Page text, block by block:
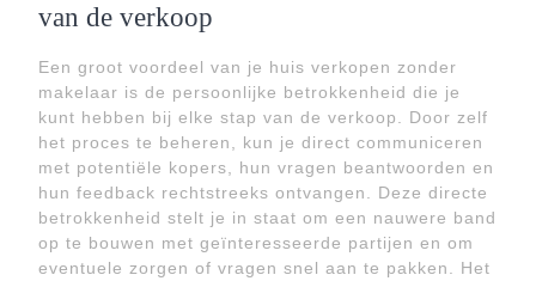
van de verkoop
Een groot voordeel van je huis verkopen zonder
makelaar is de persoonlijke betrokkenheid die je
kunt hebben bij elke stap van de verkoop. Door zelf
het proces te beheren, kun je direct communiceren
met potentiële kopers, hun vragen beantwoorden en
hun feedback rechtstreeks ontvangen. Deze directe
betrokkenheid stelt je in staat om een nauwere band
op te bouwen met geïnteresseerde partijen en om
eventuele zorgen of vragen snel aan te pakken. Het